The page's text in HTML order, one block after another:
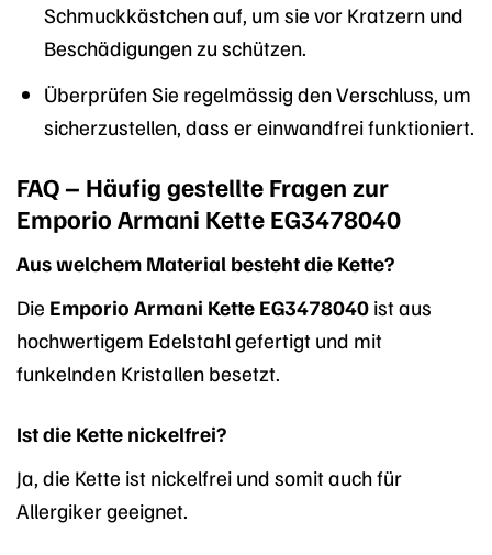
Schmuckkästchen auf, um sie vor Kratzern und
Beschädigungen zu schützen.
Überprüfen Sie regelmässig den Verschluss, um
sicherzustellen, dass er einwandfrei funktioniert.
FAQ – Häufig gestellte Fragen zur
Emporio Armani Kette EG3478040
Aus welchem Material besteht die Kette?
Die Emporio Armani Kette EG3478040 ist aus
hochwertigem Edelstahl gefertigt und mit
funkelnden Kristallen besetzt.
Ist die Kette nickelfrei?
Ja, die Kette ist nickelfrei und somit auch für
Allergiker geeignet.